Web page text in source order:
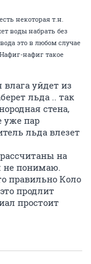
некоторая т.н.
воды набрать без
это в любом случае
нафиг такое
уйдет из
льда .. так
стена,
уже пар
льда влезет
на
не понимаю.
правильно Коло
продлит
простоит